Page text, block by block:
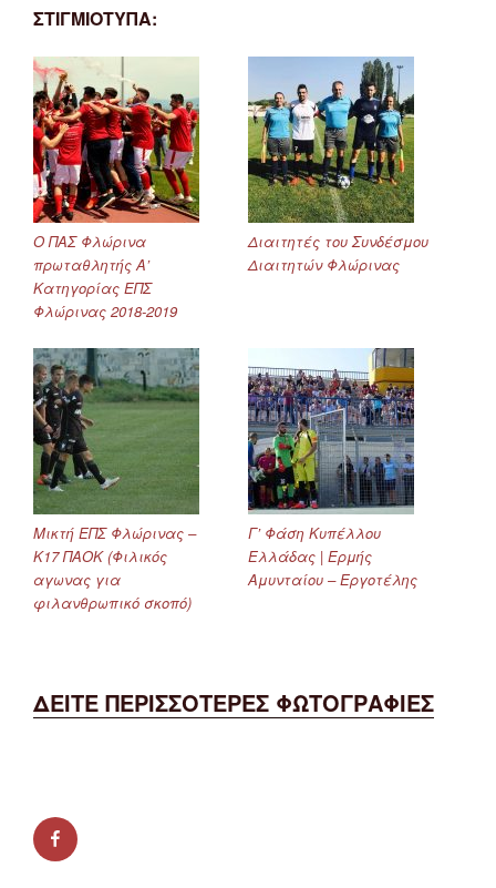
ΣΤΙΓΜΙΟΤΥΠΑ:
Ο ΠΑΣ Φλώρινα
πρωταθλητής Α’
Κατηγορίας ΕΠΣ
Φλώρινας 2018-2019
Διαιτητές του Συνδέσμου
Διαιτητών Φλώρινας
Μικτή ΕΠΣ Φλώρινας –
Κ17 ΠΑΟΚ (Φιλικός
αγωνας για
φιλανθρωπικό σκοπό)
Γ’ Φάση Κυπέλλου
Ελλάδας | Ερμής
Αμυνταίου – Εργοτέλης
ΔΕΙΤΕ ΠΕΡΙΣΣΟΤΕΡΕΣ ΦΩΤΟΓΡΑΦΙΕΣ
facebook